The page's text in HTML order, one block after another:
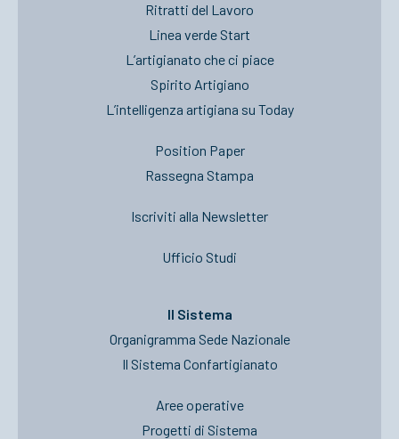
Ritratti del Lavoro
Linea verde Start
L’artigianato che ci piace
Spirito Artigiano
L’intelligenza artigiana su Today
Position Paper
Rassegna Stampa
Iscriviti alla Newsletter
Ufficio Studi
Il Sistema
Organigramma Sede Nazionale
Il Sistema Confartigianato
Aree operative
Progetti di Sistema